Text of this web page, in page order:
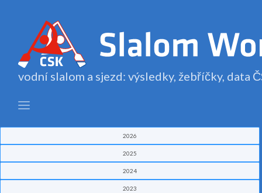
vodní slalom a sjezd: výsledky, žebříčky, data
2026
2025
2024
2023